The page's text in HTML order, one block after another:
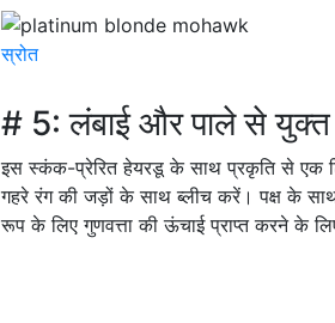
स्रोत
# 5: लंबाई और पाले से युक्त
इस स्कंक-प्रेरित हेयरडू के साथ प्रकृति से एक
गहरे रंग की जड़ों के साथ ब्लीच करें। पक्ष के
रूप के लिए गुणवत्ता की ऊंचाई प्राप्त करने के